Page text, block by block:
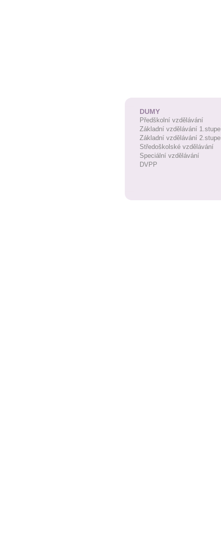
DUMY
Předškolní vzdělávání
Základní vzdělávání
Základní vzdělávání
Středoškolské vzdělávání
Speciální vzdělávání
DVPP